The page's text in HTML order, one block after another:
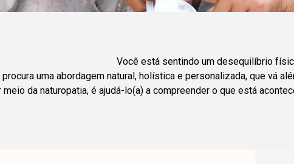
Você está sentindo um desequilíbrio
uma abordagem natural, holística e personalizada, que vá
meio da naturopatia, é ajudá-lo(a) a compreender o que está